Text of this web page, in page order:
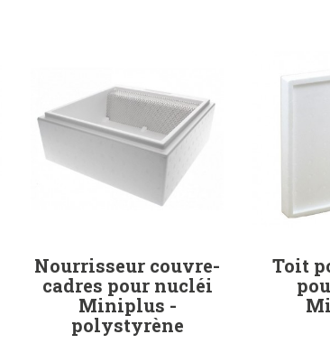
Nourrisseur couvre-
cadres pour nucléi
Miniplus -
polystyrène
Toit